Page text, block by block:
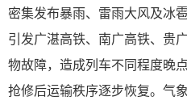
密集发布暴雨、雷雨大风及冰
引发广湛高铁、南广高铁、贵
物故障，造成列车不同程度晚
抢修后运输秩序逐步恢复。气